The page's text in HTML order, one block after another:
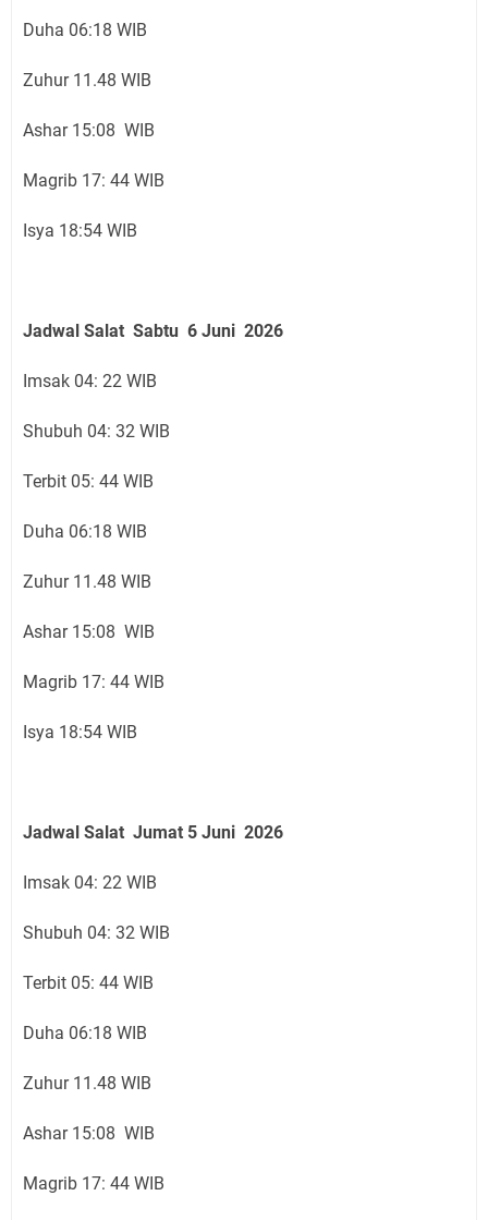
Duha 06:18 WIB
Zuhur 11.48 WIB
Ashar 15:08 WIB
Magrib 17: 44 WIB
Isya 18:54 WIB
Jadwal Salat Sabtu 6 Juni 2026
Imsak 04: 22 WIB
Shubuh 04: 32 WIB
Terbit 05: 44 WIB
Duha 06:18 WIB
Zuhur 11.48 WIB
Ashar 15:08 WIB
Magrib 17: 44 WIB
Isya 18:54 WIB
Jadwal Salat Jumat 5 Juni 2026
Imsak 04: 22 WIB
Shubuh 04: 32 WIB
Terbit 05: 44 WIB
Duha 06:18 WIB
Zuhur 11.48 WIB
Ashar 15:08 WIB
Magrib 17: 44 WIB